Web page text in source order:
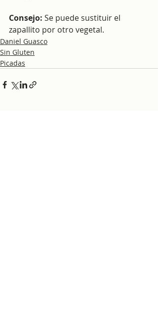
Consejo: Se puede sustituir el
zapallito por otro vegetal.
Daniel Guasco
Sin Gluten
Picadas